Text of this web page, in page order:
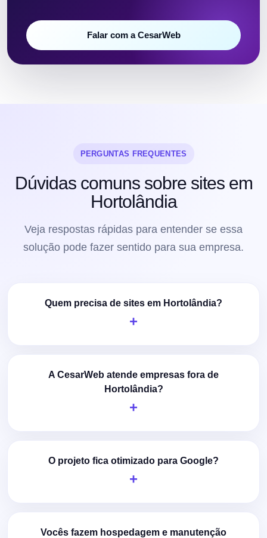
Falar com a CesarWeb
PERGUNTAS FREQUENTES
Dúvidas comuns sobre sites em
Hortolândia
Veja respostas rápidas para entender se essa
solução pode fazer sentido para sua empresa.
Quem precisa de sites em Hortolândia?
A CesarWeb atende empresas fora de
Hortolândia?
O projeto fica otimizado para Google?
Vocês fazem hospedagem e manutenção